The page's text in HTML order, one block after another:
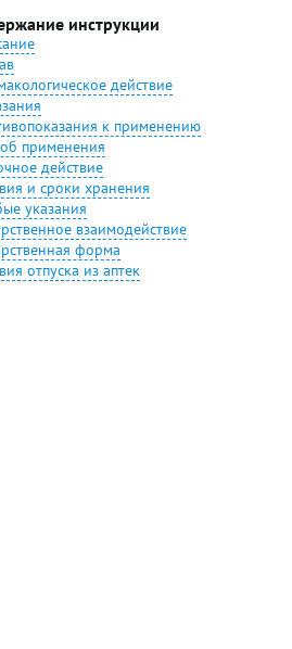
инструкции
действие
к применению
применения
действие
и сроки хранения
указания
взаимодействие
форма
отпуска из аптек